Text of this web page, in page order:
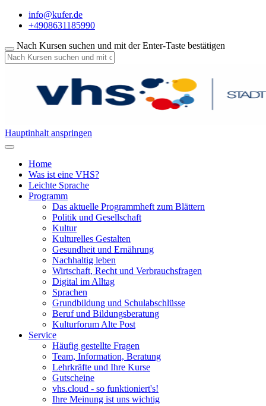
info@kufer.de
+4908631185990
Nach Kursen suchen und mit der Enter-Taste bestätigen
Hauptinhalt anspringen
Home
Was ist eine VHS?
Leichte Sprache
Programm
Das aktuelle Programmheft zum Blättern
Politik und Gesellschaft
Kultur
Kulturelles Gestalten
Gesundheit und Ernährung
Nachhaltig leben
Wirtschaft, Recht und Verbrauchsfragen
Digital im Alltag
Sprachen
Grundbildung und Schulabschlüsse
Beruf und Bildungsberatung
Kulturforum Alte Post
Service
Häufig gestellte Fragen
Team, Information, Beratung
Lehrkräfte und Ihre Kurse
Gutscheine
vhs.cloud - so funktioniert's!
Ihre Meinung ist uns wichtig